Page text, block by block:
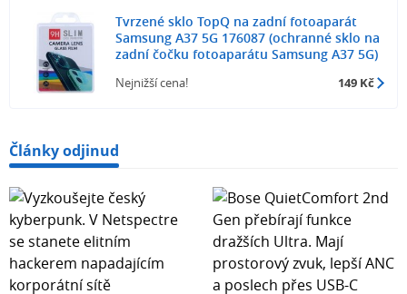
Tvrzené sklo TopQ na zadní fotoaparát
Samsung A37 5G 176087 (ochranné sklo na
zadní čočku fotoaparátu Samsung A37 5G)
Nejnižší cena! 149 Kč
Články odjinud